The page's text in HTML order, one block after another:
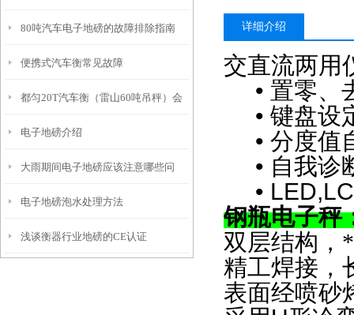
80吨汽车电子地磅的故障排除指南
便携式汽车衡常见故障
都匀20T汽车衡（雷山60吨吊秤）会
泽动静态轨道衡）印江80T地磅维修
电子地磅介绍
大雨期间电子地磅应该注意哪些问
题？
电子地磅泡水处理方法
浅谈衡器行业地磅的CE认证
详细介绍
交直流两用
• 置零、
• 键盘设
• 分度值
• 自我诊
•
钢瓶电子秤
双层结构，
精工焊接，
表面经喷砂